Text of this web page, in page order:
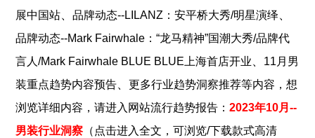
展中国站、品牌动态--LILANZ：安平桥大秀/明星演绎、
品牌动态--Mark Fairwhale：“龙马精神”国潮大秀/品牌代
言人/Mark Fairwhale BLUE BLUE上海首店开业、 11月男
装重点趋势内容预告、更多行业趋势洞察推荐等内容，想
浏览详细内容，请进入网站流行趋势报告：2023年10月--
男装行业洞察 （点击进入全文，可浏览/下载款式高清